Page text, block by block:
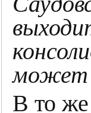
может
В то же